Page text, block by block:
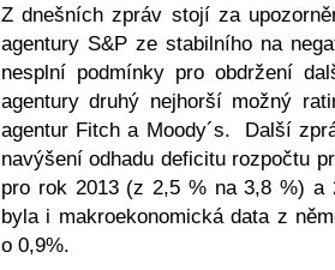
Z dnešních zpráv stojí za
agentury S&P ze stabilního na
nesplní podmínky pro obdržení
agentury druhý nejhorší možný
agentur Fitch a Moody´s. Další
navýšení odhadu deficitu rozpočtu
pro rok 2013 (z 2,5 % na 3,8 %)
byla i makroekonomická data z
o 0,9%.